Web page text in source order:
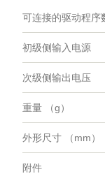
可连接的驱动程序
初级侧输入电源
次级侧输出电压
重量 （g）
外形尺寸 （mm）
附件